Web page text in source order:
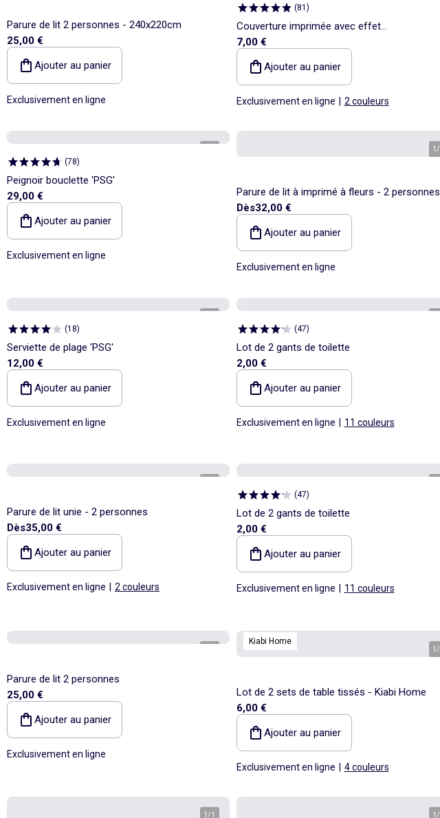
Parure de lit 2 personnes - 240x220cm
25,00 €
Ajouter au panier
Exclusivement en ligne
(81 )
Couverture imprimée avec effet
polaire/doudou
7,00 €
Ajouter au panier
Exclusivement en ligne 2 couleurs
(78)
Peignoir bouclette 'PSG'
29,00 €
Ajouter au panier
Exclusivement en ligne
1/
Parure de lit à imprimé à fleurs - 2 personnes
Dès32,00 €
Ajouter au panier
Exclusivement en ligne
(18)
Serviette de plage 'PSG'
12,00 €
Ajouter au panier
Exclusivement en ligne
(47)
Lot de 2 gants de toilette
2,00 €
Ajouter au panier
Exclusivement en ligne 11 couleurs
Parure de lit unie - 2 personnes
Dès35,00 €
Ajouter au panier
Exclusivement en ligne 2 couleurs
(47)
Lot de 2 gants de toilette
2,00 €
Ajouter au panier
Exclusivement en ligne 11 couleurs
Parure de lit 2 personnes
25,00 €
Ajouter au panier
Exclusivement en ligne
Kiabi Home
1/
Lot de 2 sets de table tissés - Kiabi Home
6,00 €
Ajouter au panier
Exclusivement en ligne 4 couleurs
1/1 1/